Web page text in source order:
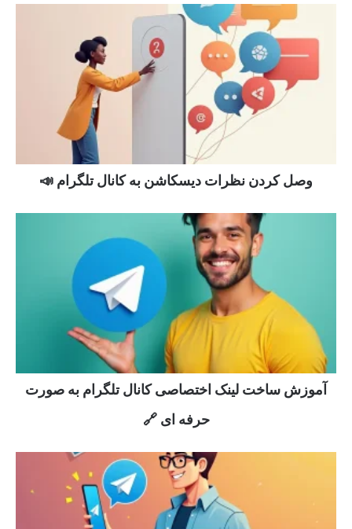
وصل کردن نظرات دیسکاشن به کانال تلگرام 📣
آموزش ساخت لینک اختصاصی کانال تلگرام به صورت
حرفه ای 🔗